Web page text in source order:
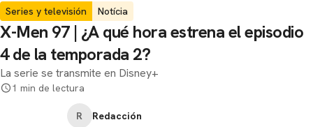
Series y televisión Notícia
X-Men 97 | ¿A qué hora estrena el episodio
4 de la temporada 2?
La serie se transmite en Disney+
1 min de lectura
R
Redacción